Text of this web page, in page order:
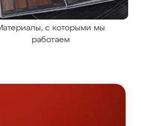
с которыми мы
работаем